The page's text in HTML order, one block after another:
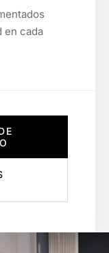
en cada